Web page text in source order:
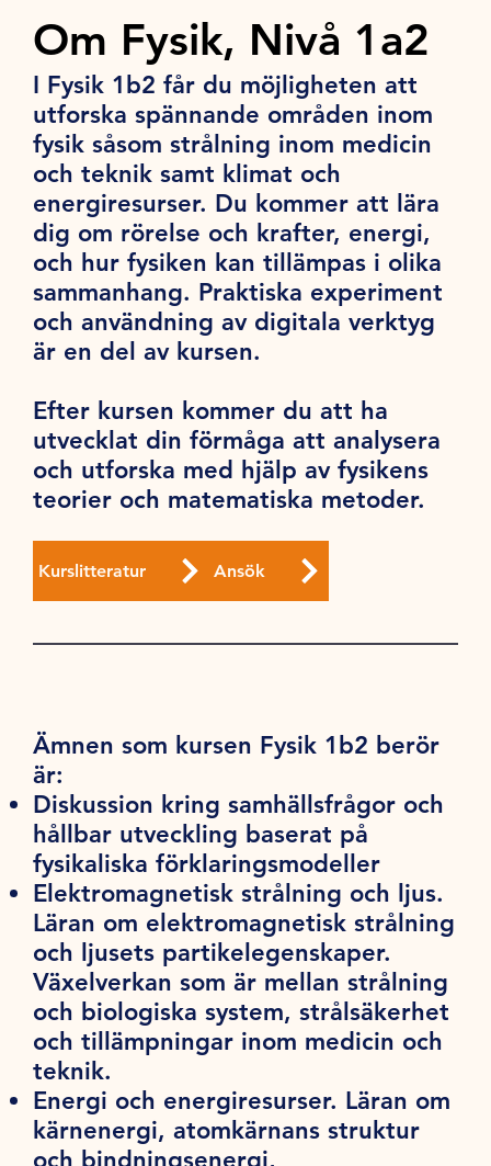
Om Fysik, Nivå 1a2
I Fysik 1b2 får du möjligheten att
utforska spännande områden inom
fysik såsom strålning inom medicin
och teknik samt klimat och
energiresurser. Du kommer att lära
dig om rörelse och krafter, energi,
och hur fysiken kan tillämpas i olika
sammanhang. Praktiska experiment
och användning av digitala verktyg
är en del av kursen.
Efter kursen kommer du att ha
utvecklat din förmåga att analysera
och utforska med hjälp av fysikens
teorier och matematiska metoder.
Kurslitteratur Ansök
Ämnen som kursen Fysik 1b2 berör
är:
Diskussion kring samhällsfrågor och
hållbar utveckling baserat på
fysikaliska förklaringsmodeller
Elektromagnetisk strålning och ljus.
Läran om elektromagnetisk strålning
och ljusets partikelegenskaper.
Växelverkan som är mellan strålning
och biologiska system, strålsäkerhet
och tillämpningar inom medicin och
teknik.
Energi och energiresurser. Läran om
kärnenergi, atomkärnans struktur
och bindningsenergi,